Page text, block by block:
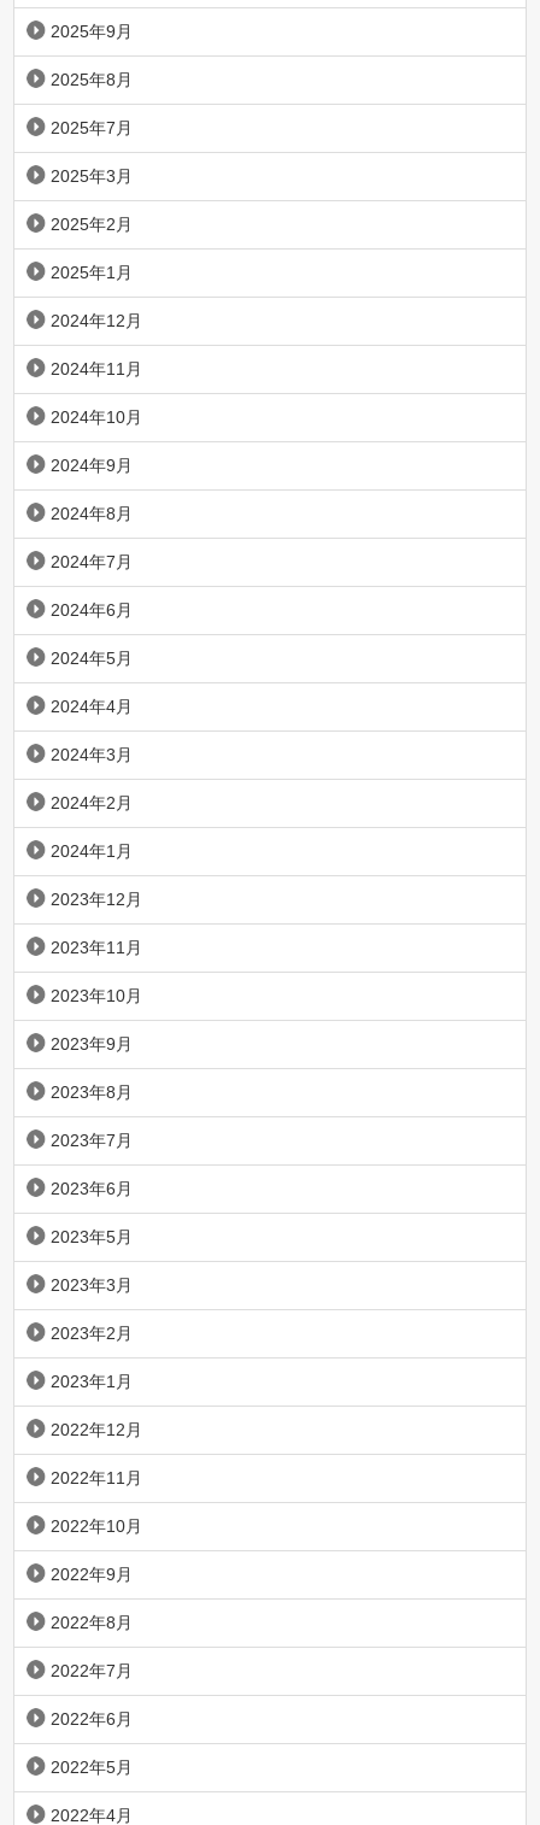
2025年9月
2025年8月
2025年7月
2025年3月
2025年2月
2025年1月
2024年12月
2024年11月
2024年10月
2024年9月
2024年8月
2024年7月
2024年6月
2024年5月
2024年4月
2024年3月
2024年2月
2024年1月
2023年12月
2023年11月
2023年10月
2023年9月
2023年8月
2023年7月
2023年6月
2023年5月
2023年3月
2023年2月
2023年1月
2022年12月
2022年11月
2022年10月
2022年9月
2022年8月
2022年7月
2022年6月
2022年5月
2022年4月